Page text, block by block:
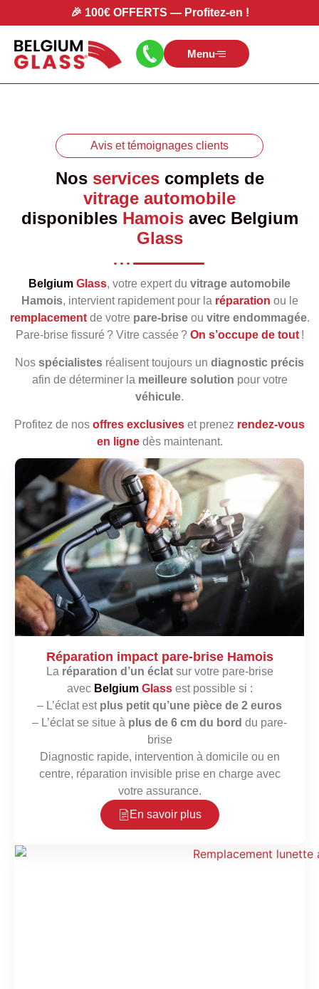
🎉 100€ OFFERTS — Profitez-en !
Menu
Avis et témoignages clients
Nos servicescomplets de
vitrage automobile
disponibles Hamoisavec Belgium
Glass
Belgium Glass, votre expert du vitrage automobile
Hamois, intervient rapidement pour la réparation ou le
remplacementde votre pare‑briseou vitre endommagée.
Pare‑brise fissuré ? Vitre cassée ? On s’occupe de tout!
Nos spécialistes réalisent toujours un diagnostic précis
afin de déterminer la meilleure solution pour votre
véhicule.
Profitez de nos offres exclusives et prenez rendez‑vous
en lignedès maintenant.
Réparation impact pare-brise Hamois
La réparation d’un éclatsur votre pare-brise
avec Belgium Glass est possible si :
– L’éclat est plus petit qu’une pièce de 2 euros
– L’éclat se situe à plus de 6 cm du bord du pare-
brise
Diagnostic rapide, intervention à domicile ou en
centre, réparation invisible prise en charge avec
votre assurance.
En savoir plus